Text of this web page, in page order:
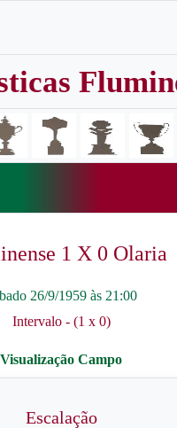
1 X 0 Olaria
26/9/1959 às 21:00
Intervalo - (1 x 0)
Escalação